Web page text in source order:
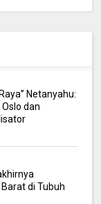
Netanyahu:
dan
di Tubuh